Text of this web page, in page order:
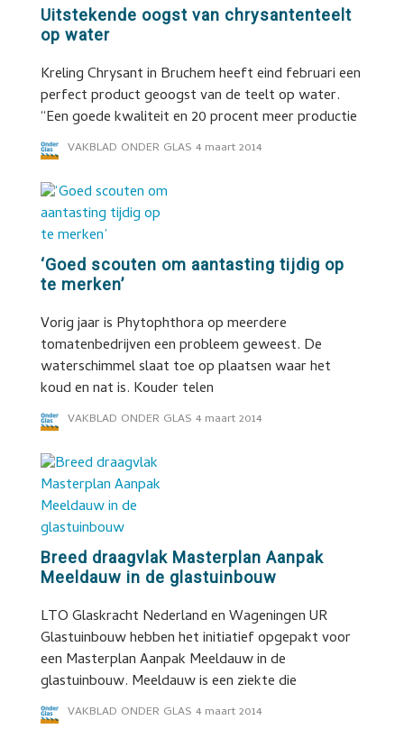
Uitstekende oogst van chrysantenteelt
op water
Kreling Chrysant in Bruchem heeft eind februari een
perfect product geoogst van de teelt op water.
“Een goede kwaliteit en 20 procent meer productie
VAKBLAD ONDER GLAS 4 maart 2014
‘Goed scouten om aantasting tijdig op
te merken’
Vorig jaar is Phytophthora op meerdere
tomatenbedrijven een probleem geweest. De
waterschimmel slaat toe op plaatsen waar het
koud en nat is. Kouder telen
VAKBLAD ONDER GLAS 4 maart 2014
Breed draagvlak Masterplan Aanpak
Meeldauw in de glastuinbouw
LTO Glaskracht Nederland en Wageningen UR
Glastuinbouw hebben het initiatief opgepakt voor
een Masterplan Aanpak Meeldauw in de
glastuinbouw. Meeldauw is een ziekte die
VAKBLAD ONDER GLAS 4 maart 2014